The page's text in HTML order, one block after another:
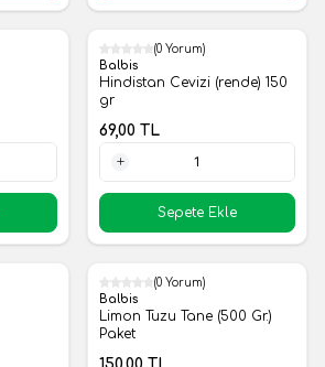
Yeni
(0 Yorum)
Balbis
Hindistan Cevizi (rende) 150
gr
69,00 TL
Sepete Ekle
Yeni
(0 Yorum)
Balbis
Limon Tuzu Tane (500 Gr.)
Paket